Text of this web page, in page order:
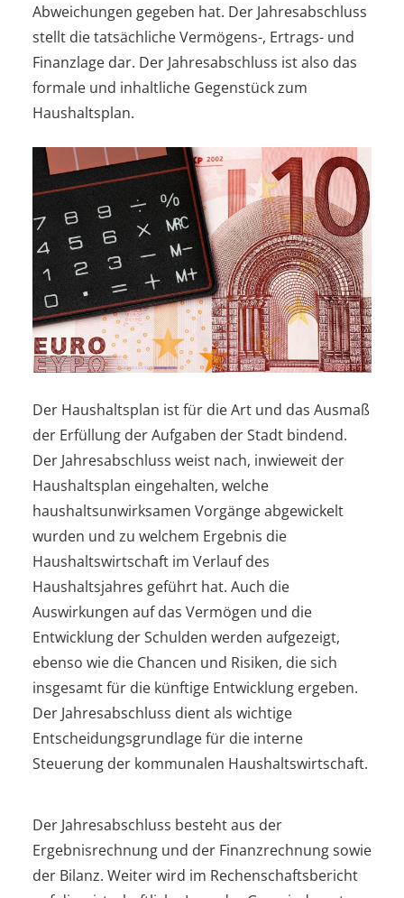
Abweichungen gegeben hat. Der Jahresabschluss
stellt die tatsächliche Vermögens-, Ertrags- und
Finanzlage dar. Der Jahresabschluss ist also das
formale und inhaltliche Gegenstück zum
Haushaltsplan.
Der Haushaltsplan ist für die Art und das Ausmaß
der Erfüllung der Aufgaben der Stadt bindend.
Der Jahresabschluss weist nach, inwieweit der
Haushaltsplan eingehalten, welche
haushaltsunwirksamen Vorgänge abgewickelt
wurden und zu welchem Ergebnis die
Haushaltswirtschaft im Verlauf des
Haushaltsjahres geführt hat. Auch die
Auswirkungen auf das Vermögen und die
Entwicklung der Schulden werden aufgezeigt,
ebenso wie die Chancen und Risiken, die sich
insgesamt für die künftige Entwicklung ergeben.
Der Jahresabschluss dient als wichtige
Entscheidungsgrundlage für die interne
Steuerung der kommunalen Haushaltswirtschaft.
Der Jahresabschluss besteht aus der
Ergebnisrechnung und der Finanzrechnung sowie
der Bilanz. Weiter wird im Rechenschaftsbericht